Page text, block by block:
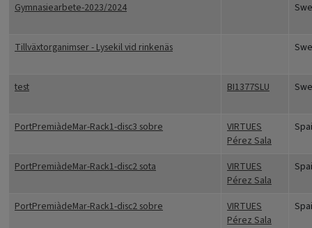
Gymnasiearbete-2023/2024
Tillväxtorganimser - Lysekil vid rinkenäs
test BI1377SLU
PortPremiàdeMar-Rack1-disc3 sobre
VIRTUES
Pérez Sala
PortPremiàdeMar-Rack1-disc2 sota
VIRTUES
Pérez Sala
PortPremiàdeMar-Rack1-disc2 sobre
VIRTUES
Pérez Sala